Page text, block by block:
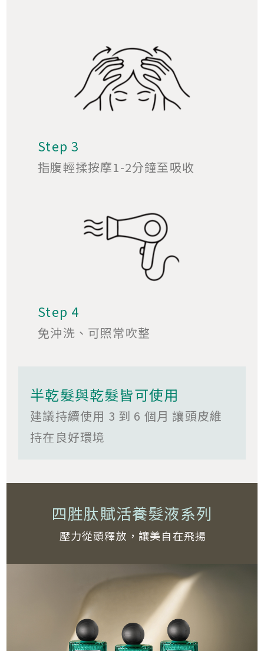
Step 3
指腹輕揉按摩1-2分鐘至吸收
Step 4
免沖洗、可照常吹整
半乾髮與乾髮皆可使用
建議持續使用 3 到 6 個月 讓頭皮維
持在良好環境
四胜肽賦活養髮液系列
壓力從頭釋放，讓美自在飛揚